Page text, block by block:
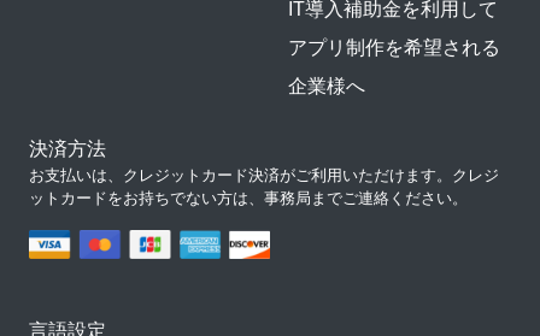
IT導入補助金を利用して
アプリ制作を希望される
企業様へ
決済方法
お支払いは、クレジットカード決済がご利用いただけます。クレジ
ットカードをお持ちでない方は、事務局までご連絡ください。
言語設定